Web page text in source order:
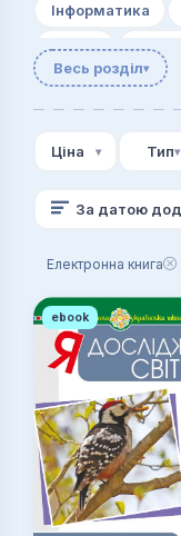
Інформатика
Логіка
Рідна мова
Економіка
Весь розділ▾
Ціна Тип
За датою
Електронна книга
ebook